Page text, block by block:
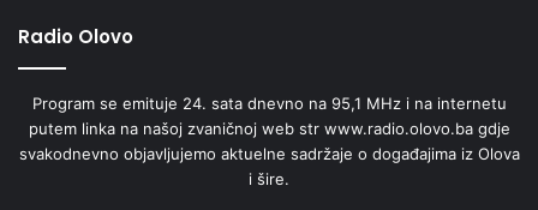
Radio Olovo
Program se emituje 24. sata dnevno na 95,1 MHz i na internetu
putem linka na našoj zvaničnoj web str www.radio.olovo.ba gdje
svakodnevno objavljujemo aktuelne sadržaje o događajima iz Olova
i šire.